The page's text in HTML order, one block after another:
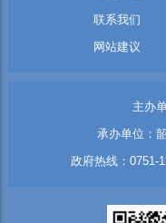
联系我们
网站建议
主办
承办单位：
政府热线：0751-